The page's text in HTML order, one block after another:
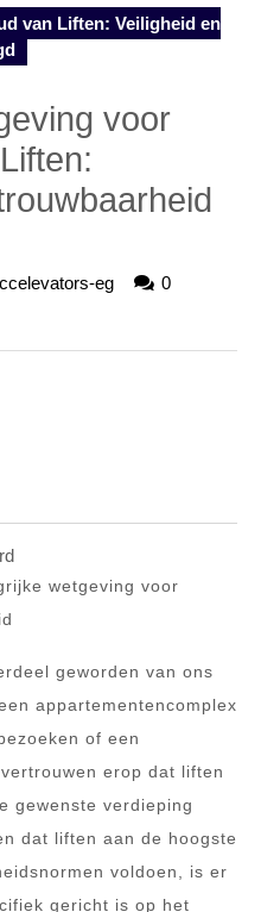
van Liften: Veiligheid en
voor
eg
eueccelevators-
0
wetgeving voor
geworden van ons
appartementencomplex
of een
erop dat liften
gewenste verdieping
dat liften aan de hoogste
voldoen, is er
gericht is op het